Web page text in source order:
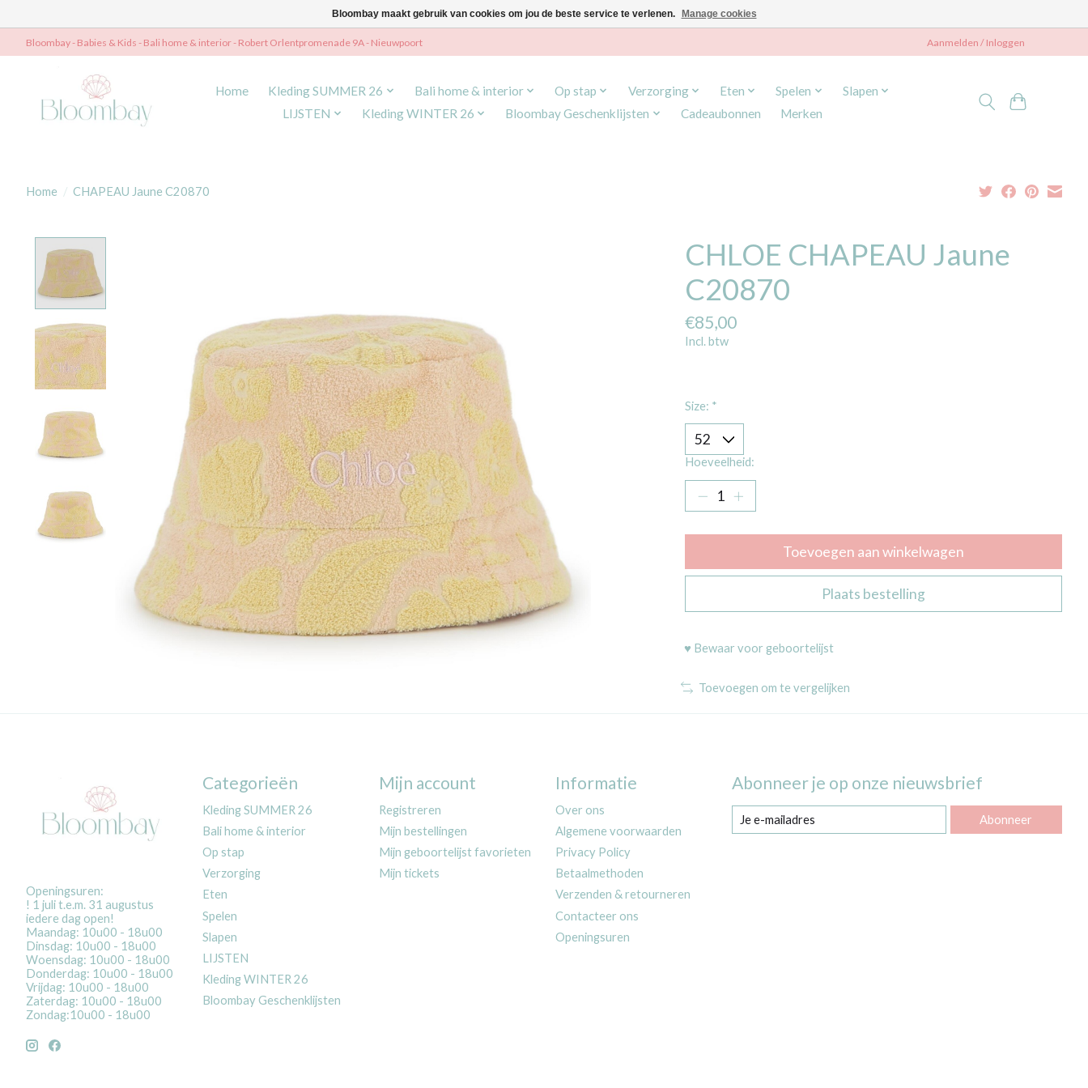
Bloombay - Babies & Kids - Bali home & interior - Robert Orlentpromenade 9A - Nieuwpoort Aanmelden / Inloggen
Home Kleding SUMMER 26 Bali home & interior Op stap Verzorging Eten Spelen
Slapen
LIJSTEN
Kleding WINTER 26 Bloombay Geschenklijsten Cadeaubonnen Merken
Home / CHAPEAU Jaune C20870
CHLOE CHAPEAU Jaune
C20870
€85,00
Incl. btw
Size: *
Hoeveelheid:
Toevoegen aan winkelwagen
Plaats bestelling
♥ Bewaar voor geboortelijst
Toevoegen om te vergelijken
Openingsuren:
! 1 juli t.e.m. 31 augustus
iedere dag open!
Maandag: 10u00 - 18u00
Dinsdag: 10u00 - 18u00
Woensdag: 10u00 - 18u00
Donderdag: 10u00 - 18u00
Vrijdag: 10u00 - 18u00
Zaterdag: 10u00 - 18u00
Zondag:10u00 - 18u00
Categorieën
Kleding SUMMER 26
Bali home & interior
Op stap
Verzorging
Eten
Spelen
Slapen
LIJSTEN
Kleding WINTER 26
Bloombay Geschenklijsten
Mijn account
Registreren
Mijn bestellingen
Mijn geboortelijst favorieten
Mijn tickets
Informatie
Over ons
Algemene voorwaarden
Privacy Policy
Betaalmethoden
Verzenden & retourneren
Contacteer ons
Openingsuren
Abonneer je op onze nieuwsbrief
Abonneer
Bloombay maakt gebruik van cookies om jou de beste service te verlenen. Manage cookies